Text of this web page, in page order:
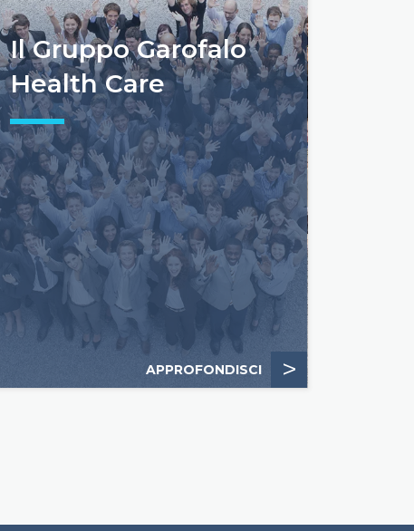
Il Gruppo Garofalo
Health Care
APPROFONDISCI >